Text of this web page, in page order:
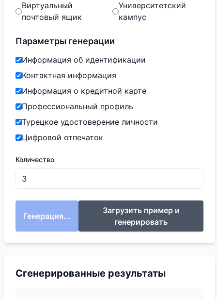
Виртуальный
почтовый ящик
Университетский
кампус
Параметры генерации
Информация об идентификации
Контактная информация
Информация о кредитной карте
Профессиональный профиль
Турецкое удостоверение личности
Цифровой отпечаток
Количество
Генерация...
Загрузить пример и
генерировать
Сгенерированные результаты